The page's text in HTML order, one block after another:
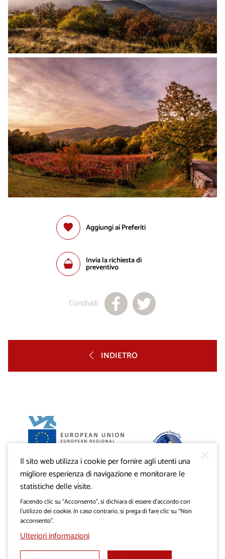
Aggiungi ai Preferiti
Invia la richiesta di
preventivo
Condividi
INDIETRO
Progetto VisitKras. L’investimento è cofinanziato dalla
Repubblica di Slovenia e dal Fondo europeo di sviluppo
regionale dell’Unione Europea.
Il sito web utilizza i cookie per fornire agli utenti una
migliore esperienza di navigazione e monitorare le
statistiche delle visite.
Facendo clic su “Acconsento”, si dichiara di essere d’accordo con
l’utilizzo dei cookie. In caso contrario, si prega di fare clic su “Non
acconsento”.
Ulteriori informazioni